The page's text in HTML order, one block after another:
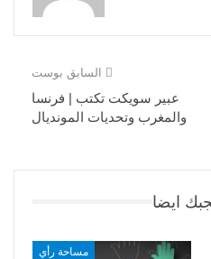
السابق بوست
عبير سويكت تكتب | فرنسا
والمغرب وتحديات المونديال
ايضا
مساحة رأي